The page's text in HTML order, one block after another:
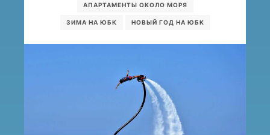
АПАРТАМЕНТЫ ОКОЛО МОРЯ
ЗИМА НА ЮБК НОВЫЙ ГОД НА ЮБК